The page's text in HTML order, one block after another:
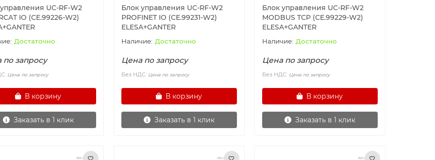
UC-RF-W2
IO (CE.99226-W2)
Достаточно
по запросу
Цена по запросу
В корзину
Заказать в 1 клик
Блок управления UC-RF-W2
PROFINET IO (CE.99231-W2)
ELESA+GANTER
Достаточно
Цена по запросу
Без НДС: Цена по запросу
В корзину
Заказать в 1 клик
Блок управления UC-RF-W2
MODBUS TCP (CE.99229-W2)
ELESA+GANTER
Достаточно
Цена по запросу
Без НДС: Цена по запросу
В корзину
Заказать в 1 клик